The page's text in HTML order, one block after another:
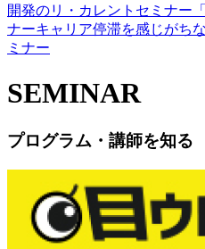
開発のリ・カレント セミナー
ナーキャリア停滞を感じがち
ミナー
SEMINAR
プログラム・講師を知る